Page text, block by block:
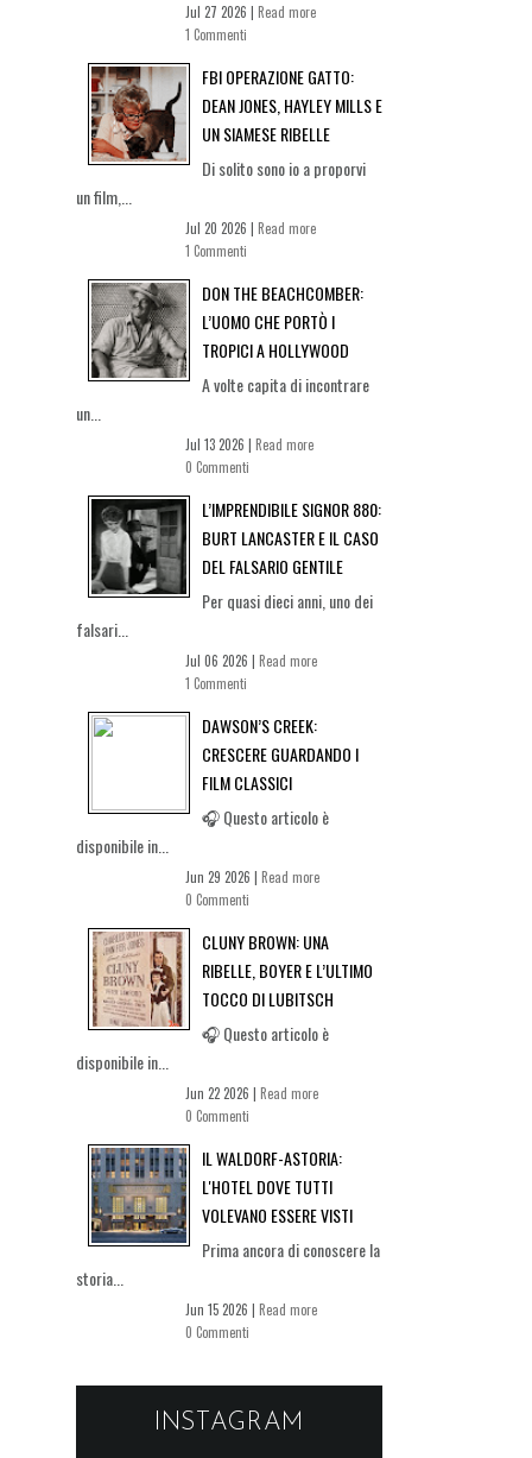
Jul 27 2026 | Read more
1 Commenti
FBI OPERAZIONE GATTO:
DEAN JONES, HAYLEY MILLS E
UN SIAMESE RIBELLE
Di solito sono io a proporvi
un film,...
Jul 20 2026 | Read more
1 Commenti
DON THE BEACHCOMBER:
L’UOMO CHE PORTÒ I
TROPICI A HOLLYWOOD
A volte capita di incontrare
un...
Jul 13 2026 | Read more
0 Commenti
L’IMPRENDIBILE SIGNOR 880:
BURT LANCASTER E IL CASO
DEL FALSARIO GENTILE
Per quasi dieci anni, uno dei
falsari...
Jul 06 2026 | Read more
1 Commenti
DAWSON’S CREEK:
CRESCERE GUARDANDO I
FILM CLASSICI
🎧 Questo articolo è
disponibile in...
Jun 29 2026 | Read more
0 Commenti
CLUNY BROWN: UNA
RIBELLE, BOYER E L’ULTIMO
TOCCO DI LUBITSCH
🎧 Questo articolo è
disponibile in...
Jun 22 2026 | Read more
0 Commenti
IL WALDORF-ASTORIA:
L'HOTEL DOVE TUTTI
VOLEVANO ESSERE VISTI
Prima ancora di conoscere la
storia...
Jun 15 2026 | Read more
0 Commenti
INSTAGRAM